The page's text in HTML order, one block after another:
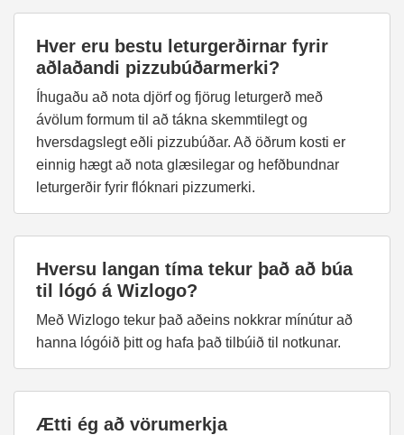
Hver eru bestu leturgerðirnar fyrir
aðlaðandi pizzubúðarmerki?
Íhugaðu að nota djörf og fjörug leturgerð með
ávölum formum til að tákna skemmtilegt og
hversdagslegt eðli pizzubúðar. Að öðrum kosti er
einnig hægt að nota glæsilegar og hefðbundnar
leturgerðir fyrir flóknari pizzumerki.
Hversu langan tíma tekur það að búa
til lógó á Wizlogo?
Með Wizlogo tekur það aðeins nokkrar mínútur að
hanna lógóið þitt og hafa það tilbúið til notkunar.
Ætti ég að vörumerkja